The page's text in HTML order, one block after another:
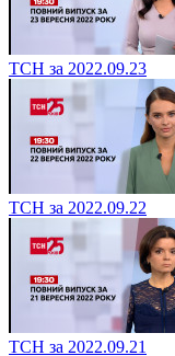
ТСН за 2022.09.23
ТСН за 2022.09.22
ТСН за 2022.09.21